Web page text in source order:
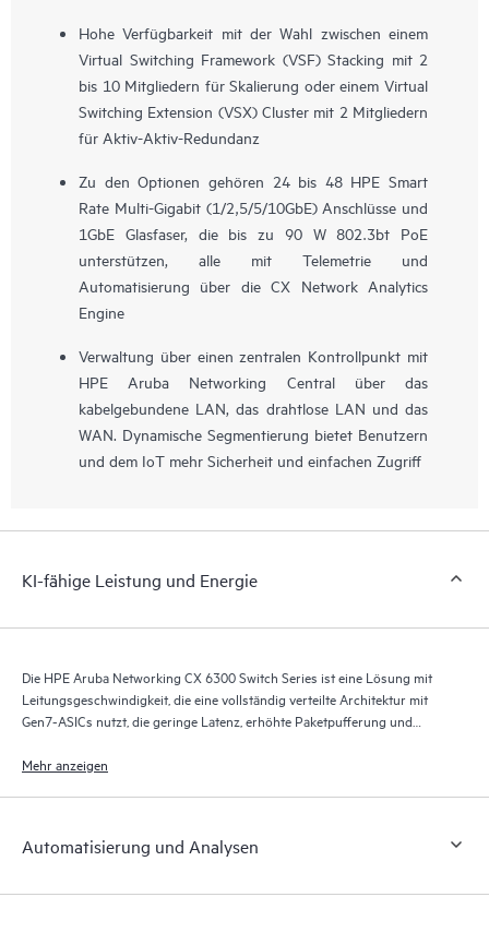
Hohe Verfügbarkeit mit der Wahl zwischen einem
Virtual Switching Framework (VSF) Stacking mit 2
bis 10 Mitgliedern für Skalierung oder einem Virtual
Switching Extension (VSX) Cluster mit 2 Mitgliedern
für Aktiv-Aktiv-Redundanz
Zu den Optionen gehören 24 bis 48 HPE Smart
Rate Multi-Gigabit (1/2,5/5/10GbE) Anschlüsse und
1GbE Glasfaser, die bis zu 90 W 802.3bt PoE
unterstützen, alle mit Telemetrie und
Automatisierung über die CX Network Analytics
Engine
Verwaltung über einen zentralen Kontrollpunkt mit
HPE Aruba Networking Central über das
kabelgebundene LAN, das drahtlose LAN und das
WAN. Dynamische Segmentierung bietet Benutzern
und dem IoT mehr Sicherheit und einfachen Zugriff
KI-fähige Leistung und Energie
Die HPE Aruba Networking CX 6300 Switch Series ist eine Lösung mit
Leitungsgeschwindigkeit, die eine vollständig verteilte Architektur mit
Gen7-ASICs nutzt, die geringe Latenz, erhöhte Paketpufferung und
Dinge)-Anforderungen bieten.
Mehr anzeigen
Automatisierung und Analysen